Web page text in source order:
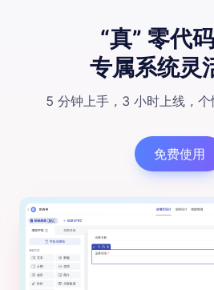
“真” 零代
专属系统灵
5 分钟上手 ， 3 小时上线 ， 个
免费使用